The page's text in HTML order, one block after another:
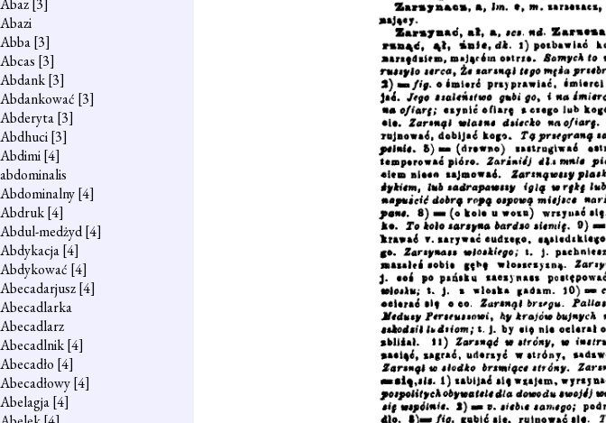
Abaz[3]
Abazi
Abba[3]
Abcas [3]
Abdank[3]
Abdankować [3]
Abderyta[3]
Abdhuci[3]
Abdimi[4]
abdominalis
Abdominalny[4]
Abdruk[4]
Abdul-medżyd[4]
Abdykacja[4]
Abdykować [4]
Abecadarjusz[4]
Abecadlarka
Abecadlarz
Abecadlnik[4]
Abecadło [4]
Abecadłowy[4]
Abelagja[4]